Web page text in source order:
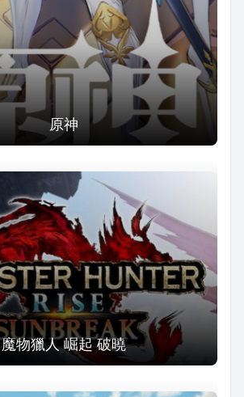
原神
魔物獵人 崛起 破曉